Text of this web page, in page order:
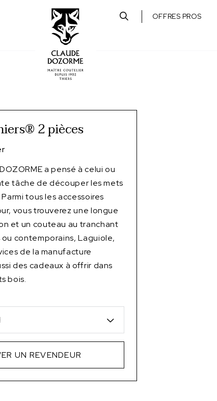
OFFRES PROS
2 pièces
a pensé à celui ou
tâche de découper les mets
tous les accessoires
vous trouverez une longue
et un couteau au tranchant
contemporains, Laguiole,
de la manufacture
des cadeaux à offrir dans
bois.
UN REVENDEUR